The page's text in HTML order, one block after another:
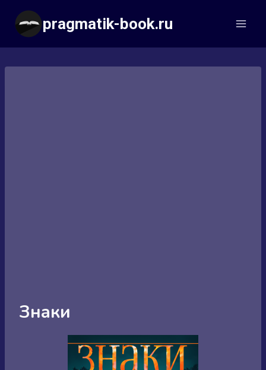
Перейти
содержимому
pragmatik-book.ru
Знаки